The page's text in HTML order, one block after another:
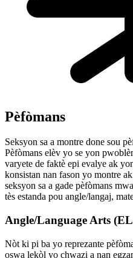
Pèfòmans
Seksyon sa a montre done sou
Pèfòmans elèv yo se yon
varyete de faktè epi evalye ak
konsistan nan fason yo montre
seksyon sa a gade pèfòmans
tès estanda pou angle/langaj,
Angle/Language Arts
Nòt ki pi ba yo reprezante
oswa lekòl yo chwazi a nan